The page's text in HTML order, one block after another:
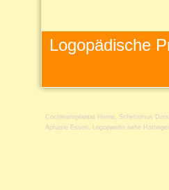
Logopädische
Cochleaimplantat Herne Schetismus
Aphasie Essen
Logopaedin nahe